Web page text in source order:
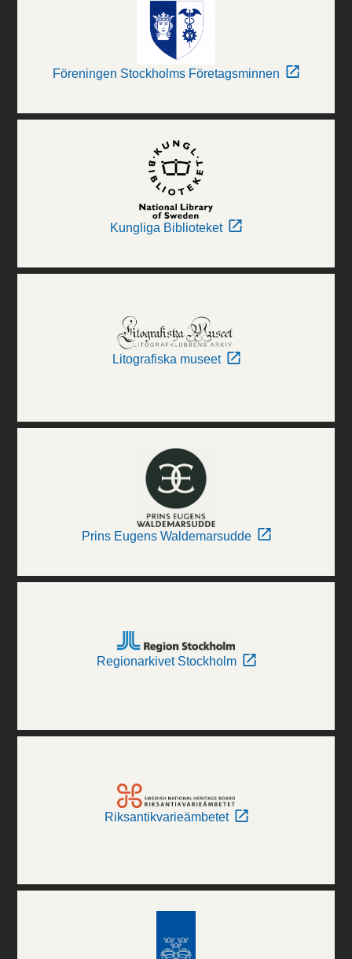
Föreningen Stockholms Företagsminnen
Kungliga Biblioteket
Litografiska museet
Prins Eugens Waldemarsudde
Regionarkivet Stockholm
Riksantikvarieämbetet